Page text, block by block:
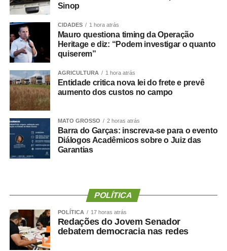
A secretária de Meio Ambiente e Desenvolvimento
Sustentável, Rúbia Naves, destacou a importância do
trabalho conjunto para garantir mais segurança e
organização à cidade. “Essa é uma ação que depende da
união de esforços entre todos os envolvidos. A Prefeitura
atua como parceira e fiscalizadora, acompanhando cada
etapa do trabalho e contribuindo para que a legislação
seja cumprida. Os resultados demonstram a importância
dessa iniciativa para a segurança da população e para a
melhoria da paisagem urbana do município”, ressaltou.
Conforme destaca o coordenador municipal da Defesa
Civil, Pedro Roveri, a iniciativa também contribui com a
segurança. “Além de contribuir para a organização visual
chances de acidentes e assegurando melhores
condições para motoristas, ciclistas e pedestres”,
concluiu.
Sinop
CIDADES 1 hora atrás
Mauro questiona timing da Operação
Heritage e diz: “Podem investigar o quanto
quiserem”
AGRICULTURA 1 hora atrás
Entidade critica nova lei do frete e prevê
aumento dos custos no campo
MATO GROSSO 2 horas atrás
Barra do Garças: inscreva-se para o evento
Diálogos Acadêmicos sobre o Juiz das
Garantias
POLÍTICA
POLÍTICA 17 horas atrás
Redações do Jovem Senador
debatem democracia nas redes